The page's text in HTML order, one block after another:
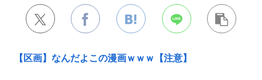
【区画】なんだよこの漫画ｗｗｗ【注意】